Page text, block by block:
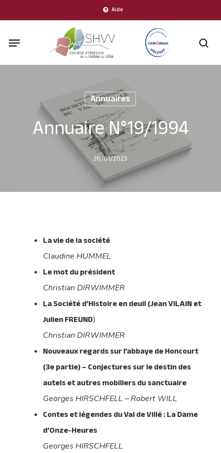
to
main
Aide
Menu
Annuaires
Annuaire N°19/1994
26/01/2023
La vie de la société
Claudine HUMMEL
Le mot du président
Christian DIRWIMMER
La Société d’Histoire en deuil (Jean VILAIN et
Julien FREUND)
Christian DIRWIMMER
Nouveaux regards sur l’abbaye de Honcourt
(3e partie) – Conjectures sur le destin des
autels et autres mobiliers du sanctuaire
Georges HIRSCHFELL – Robert WILL
Contes et légendes du Val de Villé : La Dame
d’Onze-Heures
Georges HIRSCHFELL